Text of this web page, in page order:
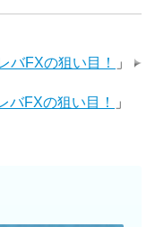
バFXの狙い目！ 」
バFXの狙い目！ 」